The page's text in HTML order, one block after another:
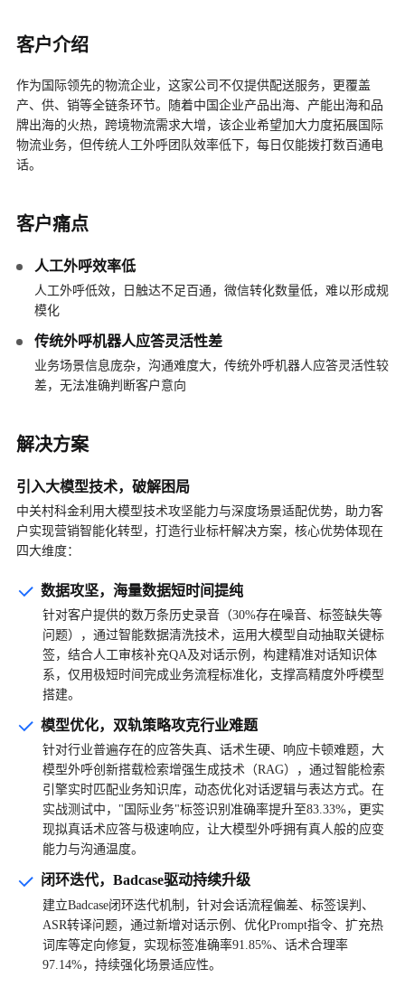
客户介绍
作为国际领先的物流企业，这家公司不仅提供配送服务，更覆盖
产、供、销等全链条环节。随着中国企业产品出海、产能出海和品
牌出海的火热，跨境物流需求大增，该企业希望加大力度拓展国际
物流业务，但传统人工外呼团队效率低下，每日仅能拨打数百通电
话。
客户痛点
人工外呼效率低
人工外呼低效，日触达不足百通，微信转化数量低，难以形成规
模化
传统外呼机器人应答灵活性差
业务场景信息庞杂，沟通难度大，传统外呼机器人应答灵活性较
差，无法准确判断客户意向
解决方案
引入大模型技术，破解困局
中关村科金利用大模型技术攻坚能力与深度场景适配优势，助力客
户实现营销智能化转型，打造行业标杆解决方案，核心优势体现在
四大维度：
数据攻坚，海量数据短时间提纯
针对客户提供的数万条历史录音（30%存在噪音、标签缺失等
问题），通过智能数据清洗技术，运用大模型自动抽取关键标
签，结合人工审核补充QA及对话示例，构建精准对话知识体
系，仅用极短时间完成业务流程标准化，支撑高精度外呼模型
搭建。
模型优化，双轨策略攻克行业难题
针对行业普遍存在的应答失真、话术生硬、响应卡顿难题，大
模型外呼创新搭载检索增强生成技术（RAG），通过智能检索
引擎实时匹配业务知识库，动态优化对话逻辑与表达方式。在
实战测试中，"国际业务"标签识别准确率提升至83.33%，更实
现拟真话术应答与极速响应，让大模型外呼拥有真人般的应变
能力与沟通温度。
闭环迭代，Badcase驱动持续升级
建立Badcase闭环迭代机制，针对会话流程偏差、标签误判、
ASR转译问题，通过新增对话示例、优化Prompt指令、扩充热
词库等定向修复，实现标签准确率91.85%、话术合理率
97.14%，持续强化场景适应性。